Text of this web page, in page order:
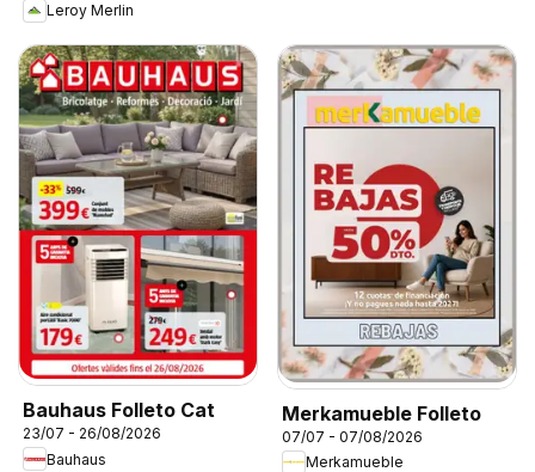
Leroy Merlin
Bauhaus Folleto Cat
23/07 - 26/08/2026
Bauhaus
Merkamueble Folleto
07/07 - 07/08/2026
Merkamueble